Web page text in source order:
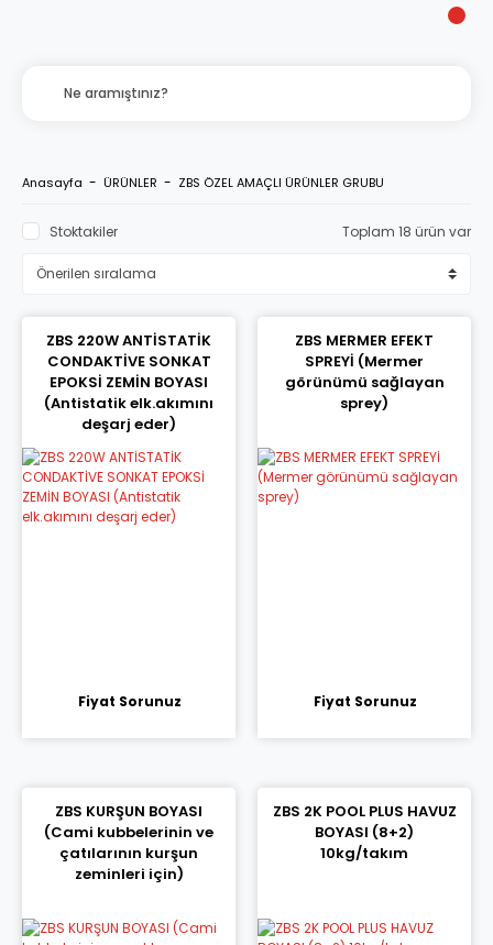
Anasayfa ÜRÜNLER ZBS ÖZEL AMAÇLI ÜRÜNLER GRUBU
Stoktakiler Toplam 18 ürün var
ZBS 220W ANTİSTATİK
CONDAKTİVE SONKAT
EPOKSİ ZEMİN BOYASI
(Antistatik elk.akımını
deşarj eder)
Fiyat Sorunuz
ZBS MERMER EFEKT
SPREYİ (Mermer
görünümü sağlayan
sprey)
Fiyat Sorunuz
ZBS KURŞUN BOYASI
(Cami kubbelerinin ve
çatılarının kurşun
zeminleri için)
ZBS 2K POOL PLUS HAVUZ
BOYASI (8+2)
10kg/takım